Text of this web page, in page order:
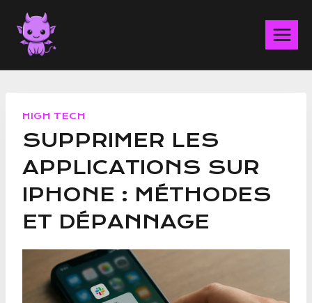
Aller
contenu
HIGH TECH
SUPPRIMER LES
APPLICATIONS SUR
IPHONE : MÉTHODES
ET DÉPANNAGE